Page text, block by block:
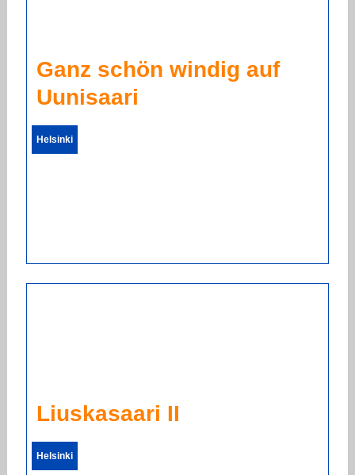
Ganz schön windig auf
Uunisaari
Helsinki
Liuskasaari II
Helsinki